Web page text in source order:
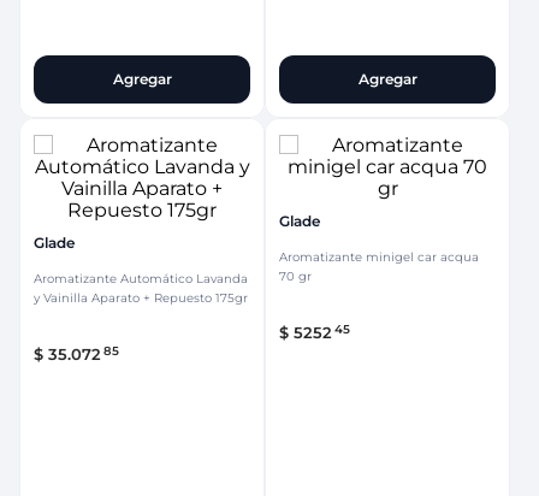
Agregar Agregar
Glade
Aromatizante Automático Lavanda
y Vainilla Aparato + Repuesto 175gr
$ 35.072 85
Glade
Aromatizante minigel car acqua
70 gr
$ 5252 45